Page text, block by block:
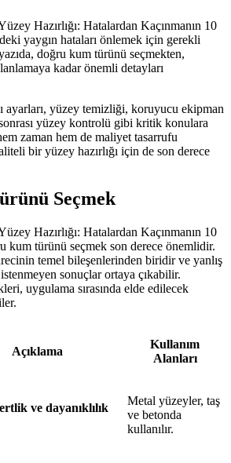
Hazırlığı: Hatalardan Kaçınmanın 10
yaygın hataları önlemek için gerekli
doğru kum türünü seçmekten,
kadar önemli detayları
ayarları, yüzey temizliği, koruyucu ekipman
yüzey kontrolü gibi kritik konulara
zaman hem de maliyet tasarrufu
bir yüzey hazırlığı için de son derece
Seçmek
Hazırlığı: Hatalardan Kaçınmanın 10
kum türünü seçmek son derece önemlidir.
temel bileşenlerinden biridir ve yanlış
sonuçlar ortaya çıkabilir.
uygulama sırasında elde edilecek
Açıklama
Kullanım
Alanları
ve dayanıklılık
Metal yüzeyler, taş
ve betonda
kullanılır.